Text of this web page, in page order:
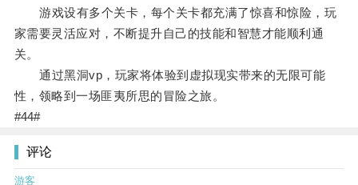
游戏设有多个关卡，每个关卡都充满了惊喜和惊险，玩
家需要灵活应对，不断提升自己的技能和智慧才能顺利通
关。
通过黑洞vp，玩家将体验到虚拟现实带来的无限可能
性，领略到一场匪夷所思的冒险之旅。
#44#
评论
游客